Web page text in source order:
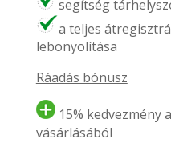
segítség
a teljes
lebonyolítása
Ráadás bónusz
15% kedvezmény
vásárlásából